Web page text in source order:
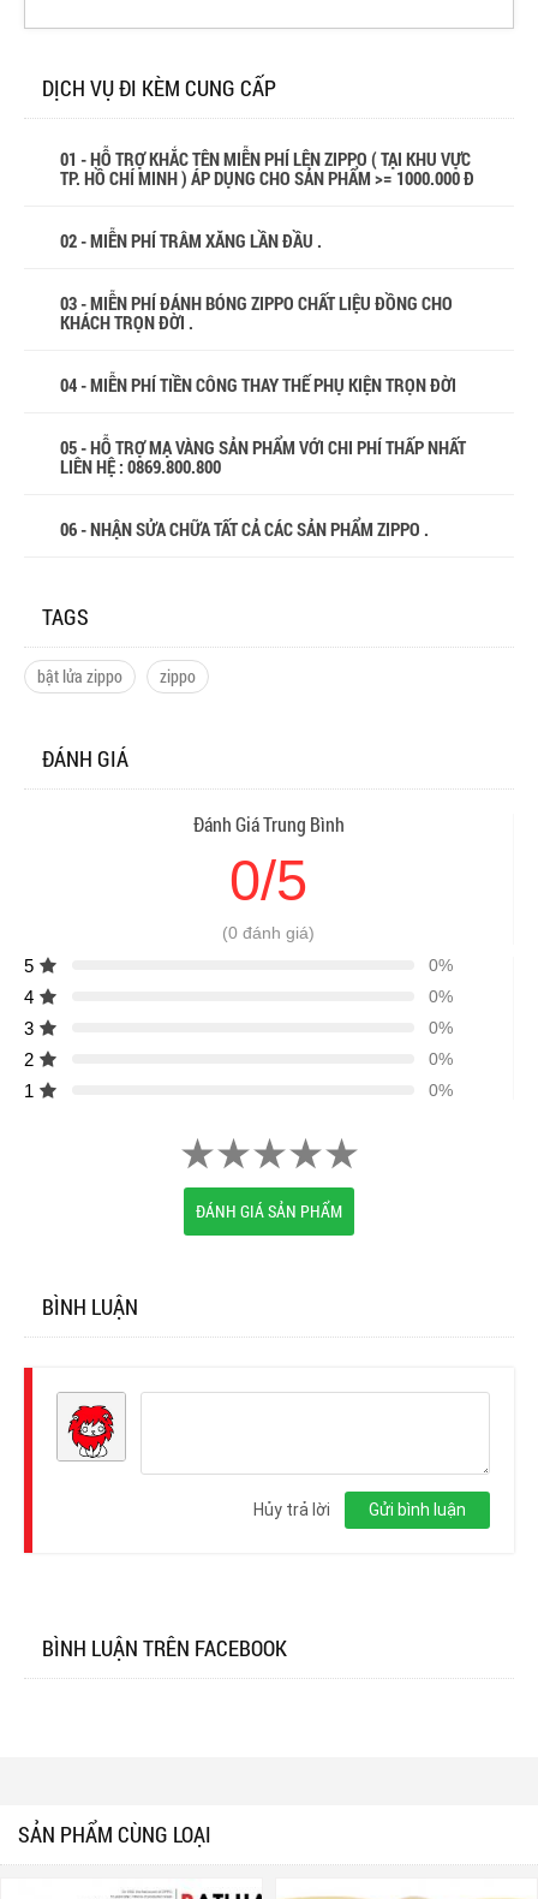
DỊCH VỤ ĐI KÈM CUNG CẤP
01 - HỖ TRỢ KHẮC TÊN MIỄN PHÍ LÊN ZIPPO ( TẠI KHU VỰC
TP. HỒ CHÍ MINH ) ÁP DỤNG CHO SẢN PHẨM >= 1000.000 Đ
02 - MIỄN PHÍ TRÂM XĂNG LẦN ĐẦU .
03 - MIỄN PHÍ ĐÁNH BÓNG ZIPPO CHẤT LIỆU ĐỒNG CHO
KHÁCH TRỌN ĐỜI .
04 - MIỄN PHÍ TIỀN CÔNG THAY THẾ PHỤ KIỆN TRỌN ĐỜI
05 - HỖ TRỢ MẠ VÀNG SẢN PHẨM VỚI CHI PHÍ THẤP NHẤT
LIÊN HỆ : 0869.800.800
06 - NHẬN SỬA CHỮA TẤT CẢ CÁC SẢN PHẨM ZIPPO .
TAGS
bật lửa zippo zippo
ĐÁNH GIÁ
Đánh Giá Trung Bình
0/5
(0 đánh giá)
5 0%
4 0%
3 0%
2 0%
1 0%
ĐÁNH GIÁ SẢN PHẨM
BÌNH LUẬN
Gửi bình luận
Hủy trả lời
BÌNH LUẬN TRÊN FACEBOOK
SẢN PHẨM CÙNG LOẠI